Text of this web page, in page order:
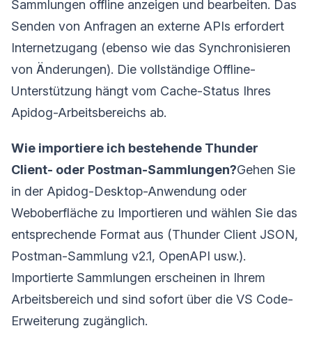
Sammlungen offline anzeigen und bearbeiten. Das
Senden von Anfragen an externe APIs erfordert
Internetzugang (ebenso wie das Synchronisieren
von Änderungen). Die vollständige Offline-
Unterstützung hängt vom Cache-Status Ihres
Apidog-Arbeitsbereichs ab.
Wie importiere ich bestehende Thunder
Client- oder Postman-Sammlungen?Gehen Sie
in der Apidog-Desktop-Anwendung oder
Weboberfläche zu Importieren und wählen Sie das
entsprechende Format aus (Thunder Client JSON,
Postman-Sammlung v2.1, OpenAPI usw.).
Importierte Sammlungen erscheinen in Ihrem
Arbeitsbereich und sind sofort über die VS Code-
Erweiterung zugänglich.